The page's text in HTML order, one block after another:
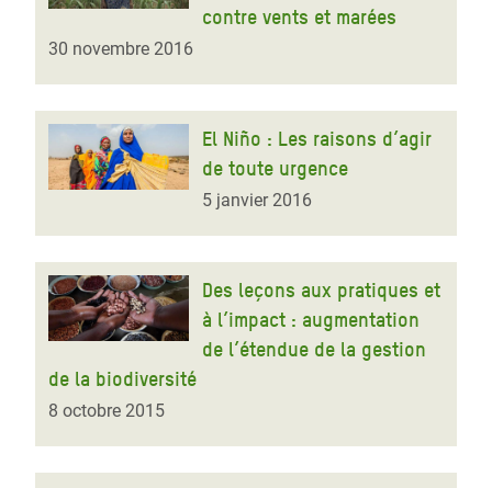
contre vents et marées
30 novembre 2016
El Niño : Les raisons d’agir
de toute urgence
5 janvier 2016
Des leçons aux pratiques et
à l’impact : augmentation
de l’étendue de la gestion
de la biodiversité
8 octobre 2015